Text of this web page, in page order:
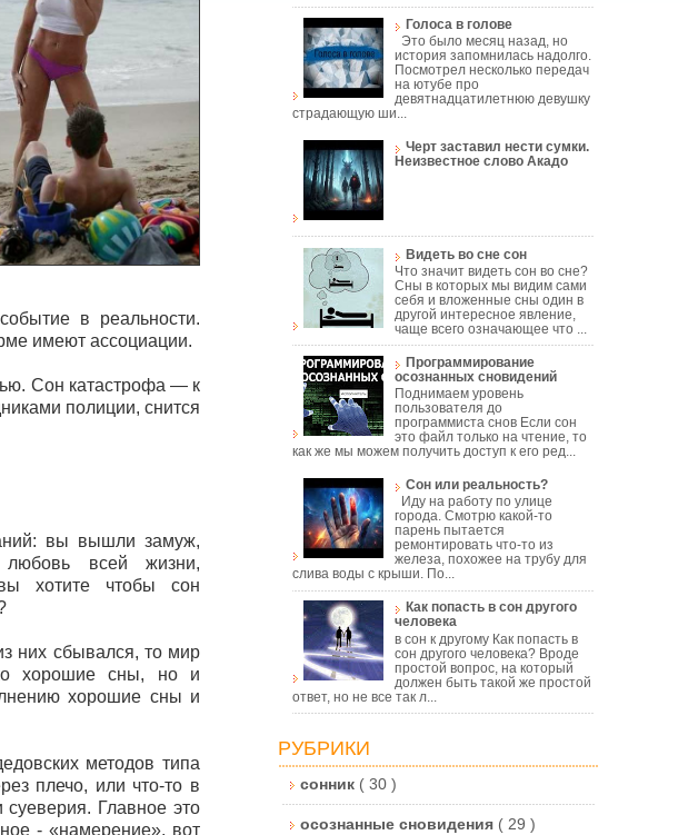
в реальности.
имеют ассоциации.
Сон катастрофа — к
полиции, снится
вы вышли замуж,
всей жизни,
хотите чтобы сон
них сбывался, то мир
хорошие сны, но и
хорошие сны и
методов типа
плечо, или что-то в
Главное это
- «намерение», вот
Голоса в голове
Это было месяц назад, но
история запомнилась надолго.
Посмотрел несколько передач
на ютубе про
девятнадцатилетнюю девушку
страдающую ши...
Черт заставил нести сумки.
Неизвестное слово Акадо
Видеть во сне сон
Что значит видеть сон во сне?
Сны в которых мы видим сами
себя и вложенные сны один в
другой интересное явление,
чаще всего означающее что ...
Программирование
осознанных сновидений
Поднимаем уровень
пользователя до
программиста снов Если сон
это файл только на чтение, то
как же мы можем получить доступ к его ред...
Сон или реальность?
Иду на работу по улице
города. Смотрю какой-то
парень пытается
ремонтировать что-то из
железа, похожее на трубу для
слива воды с крыши. По...
Как попасть в сон другого
человека
в сон к другому Как попасть в
сон другого человека? Вроде
простой вопрос, на который
должен быть такой же простой
ответ, но не все так л...
РУБРИКИ
сонник ( 30 )
осознанные сновидения ( 29 )